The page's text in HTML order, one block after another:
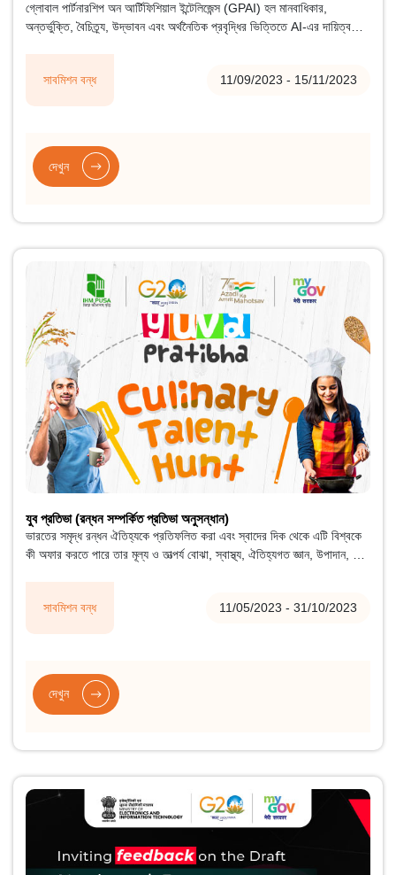
সাবমিশন বন্ধ 11/09/2023 - 15/11/2023
গ্লোবাল পার্টনারশিপ অন আর্টিফিশিয়াল ইন্টেলিজেন্স (GPAI) হল মানবাধিকার,
অন্তর্ভুক্তি, বৈচিত্র্য, উদ্ভাবন এবং অর্থনৈতিক প্রবৃদ্ধির ভিত্তিতে AI-এর দায়িত্বশীল
দেখুন
সাবমিশন বন্ধ 11/05/2023 - 31/10/2023
যুব প্রতিভা (রন্ধন সম্পর্কিত প্রতিভা অনুসন্ধান)
ভারতের সমৃদ্ধ রন্ধন ঐতিহ্যকে প্রতিফলিত করা এবং স্বাদের দিক থেকে এটি বিশ্বকে
কী অফার করতে পারে তার মূল্য ও তাত্পর্য বোঝা, স্বাস্থ্য, ঐতিহ্যগত জ্ঞান, উপাদান, এবং
দেখুন